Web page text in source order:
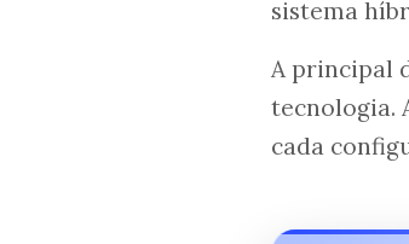
sistema
A principal
tecnologia.
cada